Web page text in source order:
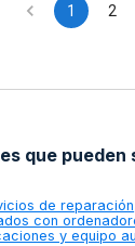
1 2
que pueden
de
con
y equipo